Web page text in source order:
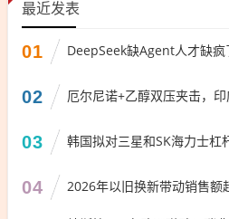
最近发表
01 DeepSeek缺Agent人才缺
02 厄尔尼诺+乙醇双压夹击，
03 韩国拟对三星和SK海力士杠
04 2026年以旧换新带动销售额